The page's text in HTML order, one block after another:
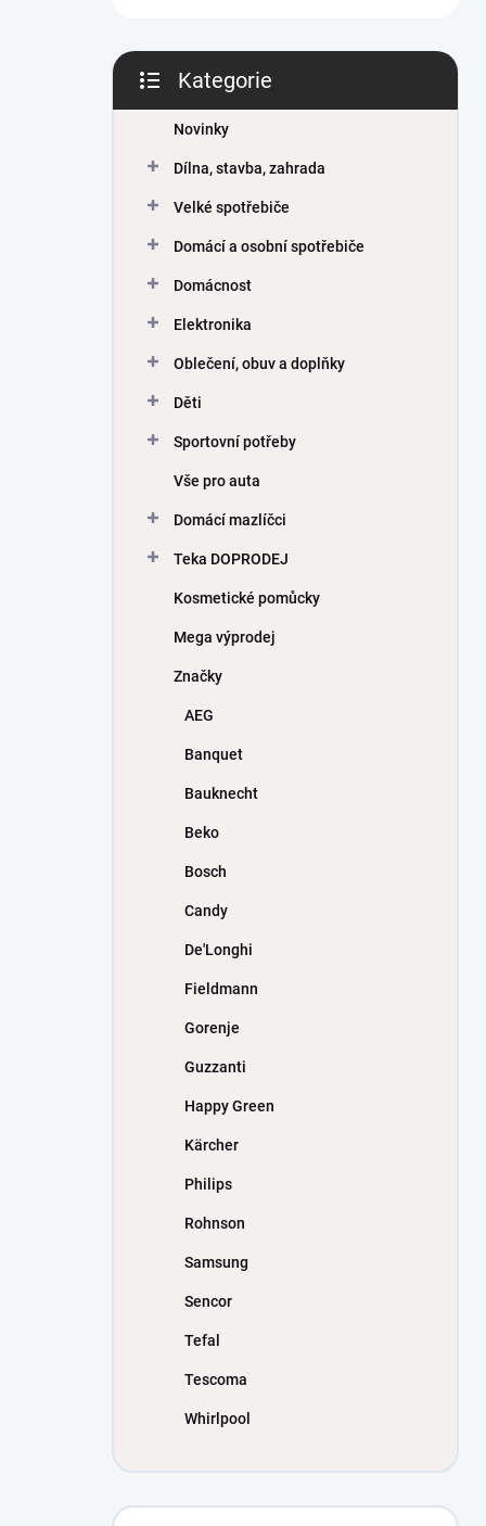
kategorie
Kategorie
Novinky
Dílna, stavba, zahrada
Velké spotřebiče
Domácí a osobní spotřebiče
Domácnost
Elektronika
Oblečení, obuv a doplňky
Děti
Sportovní potřeby
Vše pro auta
Domácí mazlíčci
Teka DOPRODEJ
Kosmetické pomůcky
Mega výprodej
Značky
AEG
Banquet
Bauknecht
Beko
Bosch
Candy
De'Longhi
Fieldmann
Gorenje
Guzzanti
Happy Green
Kärcher
Philips
Rohnson
Samsung
Sencor
Tefal
Tescoma
Whirlpool